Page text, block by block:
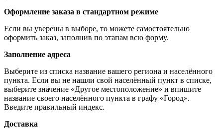
Оформление заказа в стандартном режиме
Если вы уверены в выборе, то можете самостоятельно
оформить заказ, заполнив по этапам всю форму.
Заполнение адреса
Выберите из списка название вашего региона и населённого
пункта. Если вы не нашли свой населённый пункт в списке,
выберите значение «Другое местоположение» и впишите
название своего населённого пункта в графу «Город».
Введите правильный индекс.
Доставка